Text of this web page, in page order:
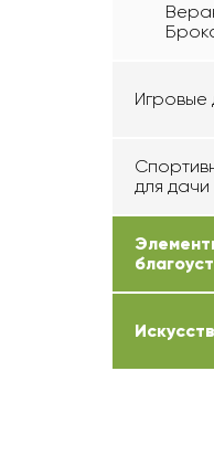
Игровые
для дачи